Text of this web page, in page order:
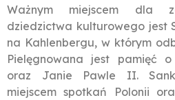
Ważnym miejscem dla
dziedzictwa kulturowego jest
na Kahlenbergu, w którym
Pielęgnowana jest pamięć
oraz Janie Pawle II.
miejscem spotkań Polonii